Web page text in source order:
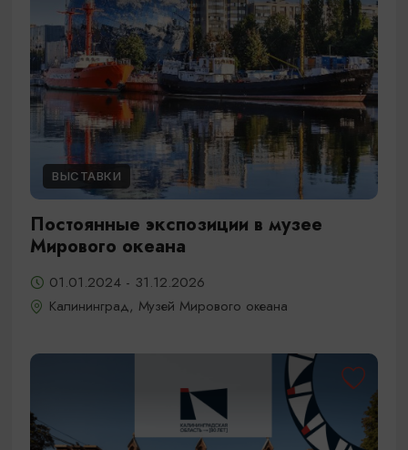
ВЫСТАВКИ
Постоянные экспозиции в музее
Мирового океана
01.01.2024 - 31.12.2026
Калининград, Музей Мирового океана